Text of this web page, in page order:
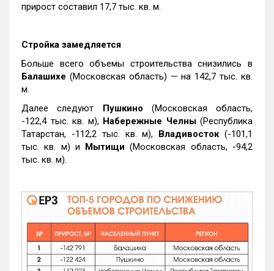
прирост составил 17,7 тыс. кв. м.
Стройка замедляется
Больше всего объемы строительства снизились в
Балашихе (Московская область) — на 142,7 тыс. кв.
м.
Далее следуют Пушкино (Московская область,
-122,4 тыс. кв. м), Набережные Челны(Республика
Татарстан, -112,2 тыс. кв. м), Владивосток(-101,1
тыс. кв. м) и Мытищи (Московская область, -94,2
тыс. кв. м).